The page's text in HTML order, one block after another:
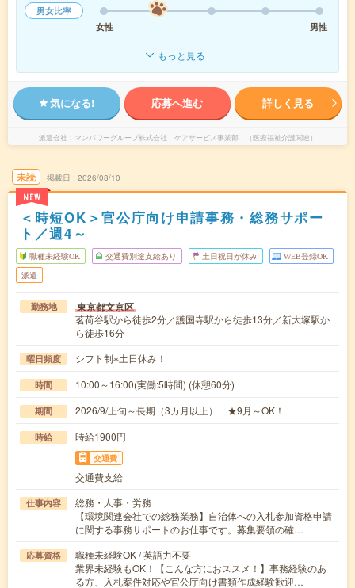
男女比率
女性
男性
もっと見る
気になる! 応募へ進む 詳しく見る
派遣会社 マンパワーグループ株式会社 ケアサービス事業部 （医療福祉介護関連）
未読
NEW
掲載日 2026/08/10
＜時短OK＞官公庁向け申請事務・総務サポー
ト／週4～
職種未経験OK 交通費別途支給あり 土日祝日が休み WEB登録OK
派遣
勤務地 東京都文京区
茗荷谷駅から徒歩2分／護国寺駅から徒歩13分／新大塚駅か
ら徒歩16分
曜日頻度 シフト制※土日休み！
時間 10:00～16:00(実働:5時間) (休憩60分)
期間 2026/9/上旬～長期（3カ月以上） ★9月～OK！
時給 時給1900円
交通費
交通費支給
仕事内容
総務・人事・労務
【環境関連会社での総務業務】自治体への入札参加資格申請
に関する事務サポートのお仕事です。募集要領の確…
応募資格
職種未経験OK / 英語力不要
業界未経験もOK！【こんな方におススメ！】事務経験のあ
る方、入札案件対応や官公庁向け書類作成経験歓迎…